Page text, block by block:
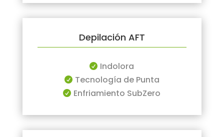
Depilación AFT
 Indolora
 Tecnología de Punta
 Enfriamiento SubZero